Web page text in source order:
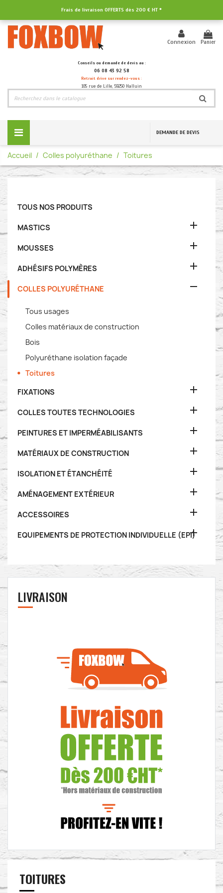
Frais de livraison OFFERTS dès 200 € HT *
Conseils ou demande de devis au :
06 08 43 92 58
Retrait drive sur rendez-vous :
105 rue de Lille, 59250 Halluin
Connexion Panier
DEMANDE DE DEVIS
Accueil Colles polyuréthane Toitures
TOUS NOS PRODUITS
MASTICS 
MOUSSES 
ADHÉSIFS POLYMÈRES 
COLLES POLYURÉTHANE 
Tous usages
Colles matériaux de construction
Bois
Polyuréthane isolation façade
Toitures
FIXATIONS

COLLES TOUTES TECHNOLOGIES 
PEINTURES ET IMPERMÉABILISANTS 
MATÉRIAUX DE CONSTRUCTION 
ISOLATION ET ÉTANCHÉITÉ 
AMÉNAGEMENT EXTÉRIEUR 
ACCESSOIRES 
EQUIPEMENTS DE PROTECTION INDIVIDUELLE (EPI)

LIVRAISON
TOITURES